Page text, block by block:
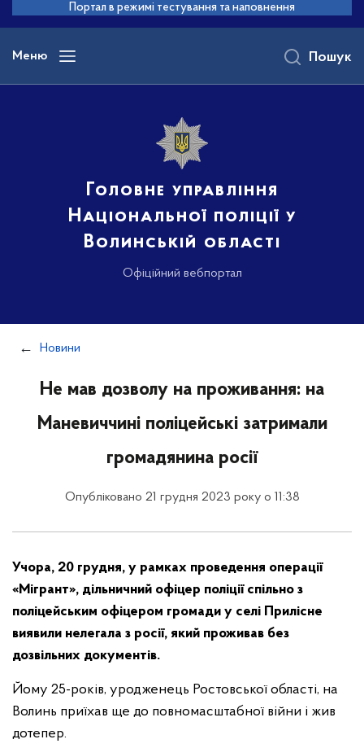
основного
вмісту
Портал в режимі тестування та наповнення
Меню
Головне управління
Національної поліції у
Волинській області
Офіційний вебпортал
Пошук
Новини
Не мав дозволу на проживання: на
Маневиччині поліцейські затримали
громадянина росії
Опубліковано 21 грудня 2023 року о 11:38
Учора, 20 грудня, у рамках проведення операції
«Мігрант», дільничний офіцер поліції спільно з
поліцейським офіцером громади у селі Прилісне
виявили нелегала з росії, який проживав без
дозвільних документів.
Йому 25-років, уродженець Ростовської області, на
Волинь приїхав ще до повномасштабної війни і жив
дотепер.